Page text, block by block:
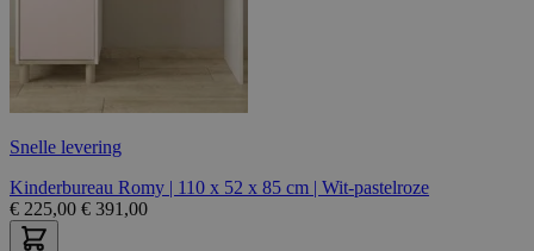
Snelle levering
Kinderbureau Romy | 110 x 52 x 85 cm | Wit-pastelroze
€ 225,00 € 391,00